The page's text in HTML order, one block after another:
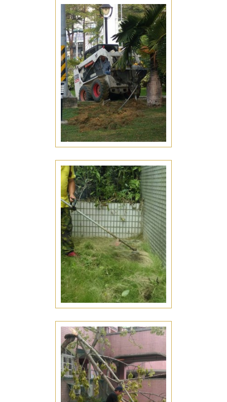
整地工程
台南安平區整地工程
公園庭園維護
台南安平區公園庭園維護